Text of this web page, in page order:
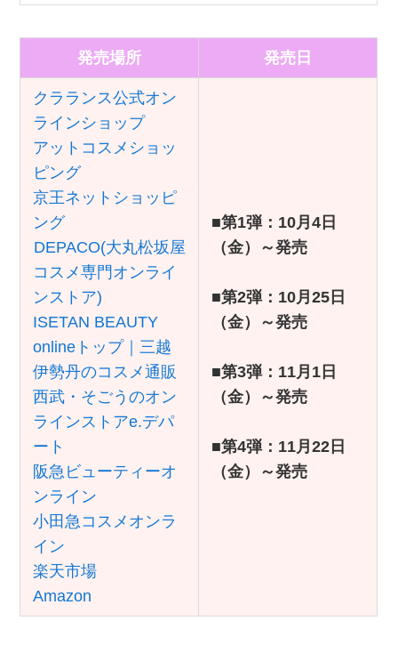
発売場所 発売日
クラランス公式オン
ラインショップ
アットコスメショッ
ピング
京王ネットショッピ
ング
DEPACO(大丸松坂屋
コスメ専門オンライ
ンストア)
ISETAN BEAUTY
onlineトップ｜三越
伊勢丹のコスメ通販
西武・そごうのオン
ラインストアe.デパ
ート
阪急ビューティーオ
ンライン
小田急コスメオンラ
イン
楽天市場
Amazon
■第1弾：10月4日
（金）～発売
■第2弾：10月25日
（金）～発売
■第3弾：11月1日
（金）～発売
■第4弾：11月22日
（金）～発売